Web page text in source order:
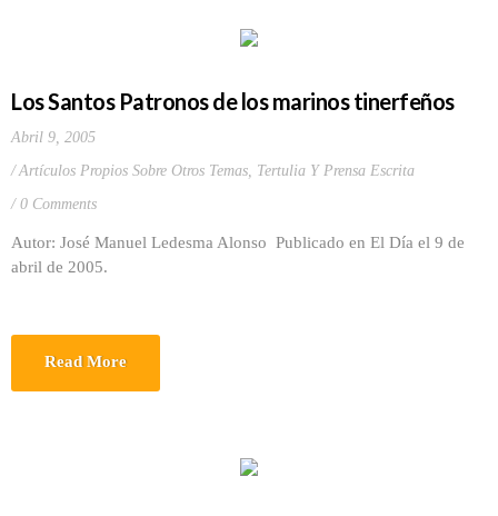
Los Santos Patronos de los marinos tinerfeños
Abril 9, 2005
Artículos Propios Sobre Otros Temas, Tertulia Y Prensa Escrita
0 Comments
Autor: José Manuel Ledesma Alonso Publicado en El Día el 9 de
abril de 2005.
Read More